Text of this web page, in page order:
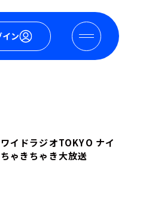
イン
イドラジオTOKYO ナイ
ゃきちゃき大放送